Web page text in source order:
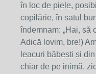
în loc de piele,
copilărie, în satul
îndemnam: „Hai, să
Adică lovim, bre!)
leacuri băbești și
chiar de pe inimă,